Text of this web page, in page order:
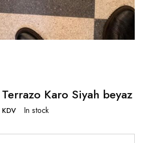
Terrazo Karo Siyah beyaz
In stock